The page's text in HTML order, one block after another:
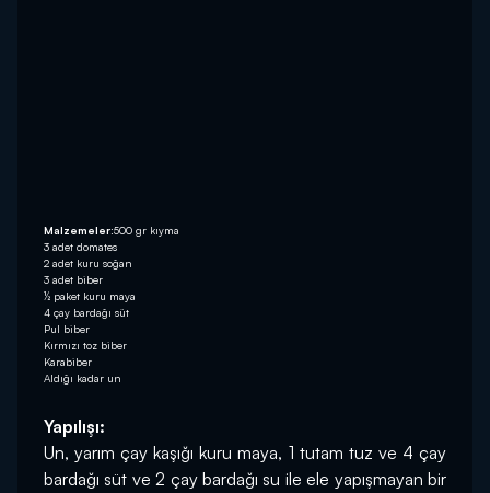
Malzemeler:500 gr kıyma
3 adet domates
2 adet kuru soğan
3 adet biber
½ paket kuru maya
4 çay bardağı süt
Pul biber
Kırmızı toz biber
Karabiber
Aldığı kadar un
Yapılışı:
Un, yarım çay kaşığı kuru maya, 1 tutam tuz ve 4 çay
bardağı süt ve 2 çay bardağı su ile ele yapışmayan bir